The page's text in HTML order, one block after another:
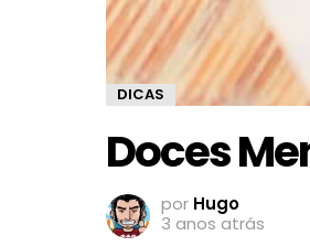
DICAS
Doces
por Hugo
3 anos atrás